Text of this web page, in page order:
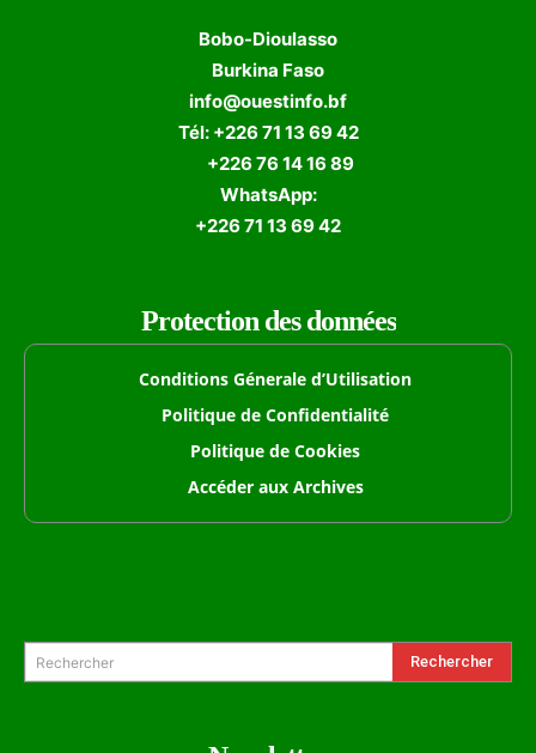
Bobo-Dioulasso
Burkina Faso
info@ouestinfo.bf
Tél: +226 71 13 69 42
+226 76 14 16 89
WhatsApp:
+226 71 13 69 42
Protection des données
Conditions Génerale d’Utilisation
Politique de Confidentialité
Politique de Cookies
Accéder aux Archives
Rechercher Rechercher